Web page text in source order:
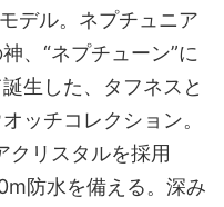
デル。ネプチュニア
、“ネプチューン”に
生した、タフネスと
ッチコレクション。
クリスタルを採用
防水を備える。深み